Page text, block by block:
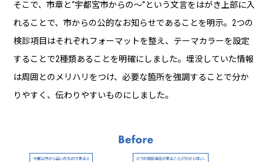
そこで、市章と“宇都宮市からの～”という文言をはがき上部に入
れることで、市からの公的なお知らせであることを明示。2つの
検診項目はそれぞれフォーマットを整え、テーマカラーを設定
することで2種類あることを明確にしました。埋没していた情報
は周囲とのメリハリをつけ、必要な箇所を強調することで分か
りやすく、伝わりやすいものにしました。